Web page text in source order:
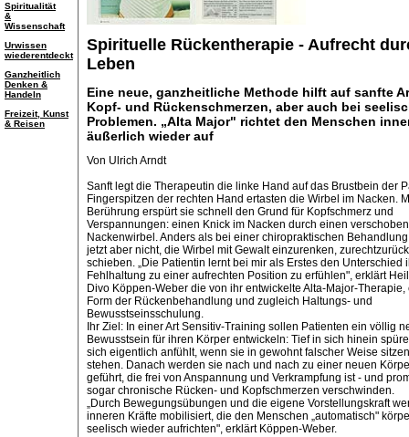
Spiritualität
&
Wissenschaft
Urwissen
wiederentdeckt
Ganzheitlich
Denken &
Handeln
Freizeit, Kunst
& Reisen
Spirituelle Rückentherapie - Aufrecht
Leben
Eine neue, ganzheitliche Methode hilft auf sanfte
Kopf- und Rückenschmerzen, aber auch bei
Problemen. „Alta Major" richtet den Menschen
äußerlich wieder auf
Von Ulrich Arndt
Sanft legt die Therapeutin die linke Hand auf das Brustbein der
Fingerspitzen der rechten Hand ertasten die Wirbel im Nacken.
Berührung erspürt sie schnell den Grund für Kopfschmerz und
Verspannungen: einen Knick im Nacken durch einen
Nackenwirbel. Anders als bei einer chiropraktischen
jetzt aber nicht, die Wirbel mit Gewalt einzurenken,
schieben. „Die Patientin lernt bei mir als Erstes den Unterschied
Fehlhaltung zu einer aufrechten Position zu erfühlen", erklärt
Divo Köppen-Weber die von ihr entwickelte Alta-Major-Therapie,
Form der Rückenbehandlung und zugleich Haltungs- und
Bewusstseinsschulung.
Ihr Ziel: In einer Art Sensitiv-Training sollen Patienten ein völlig
Bewusstsein für ihren Körper entwickeln: Tief in sich hinein
sich eigentlich anfühlt, wenn sie in gewohnt falscher Weise
stehen. Danach werden sie nach und nach zu einer neuen
geführt, die frei von Anspannung und Verkrampfung ist - und
sogar chronische Rücken- und Kopfschmerzen verschwinden.
„Durch Bewegungsübungen und die eigene Vorstellungskraft
inneren Kräfte mobilisiert, die den Menschen „automatisch"
seelisch wieder aufrichten", erklärt Köppen-Weber.